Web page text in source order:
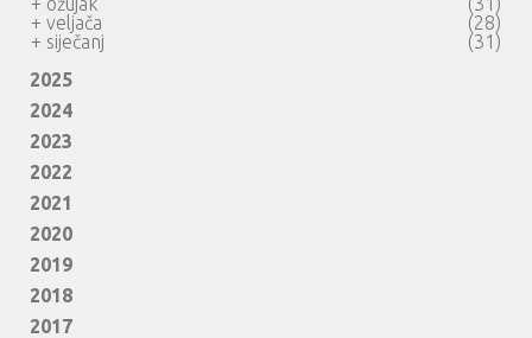
+ veljača
(28)
+ siječanj
(31)
2025
2024
2023
2022
2021
2020
2019
2018
2017